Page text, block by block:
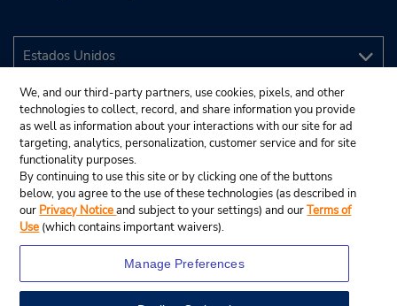
We, and our third-party partners, use cookies, pixels, and other
technologies to collect, record, and share information you provide
as well as information about your interactions with our site for ad
targeting, analytics, personalization, customer service and for site
functionality purposes.
By continuing to use this site or by clicking one of the buttons
below, you agree to the use of these technologies (as described in
our Privacy Noticeand subject to your settings) and ourTerms of
Use (which contains important waivers).
Manage Preferences